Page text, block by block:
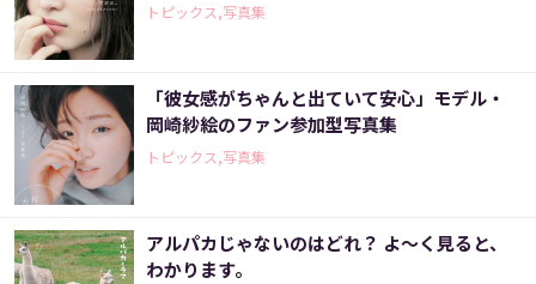
トピックス,写真集
「彼女感がちゃんと出ていて安心」モデル・
岡崎紗絵のファン参加型写真集
トピックス,写真集
アルパカじゃないのはどれ？ よ～く見ると、
わかります。